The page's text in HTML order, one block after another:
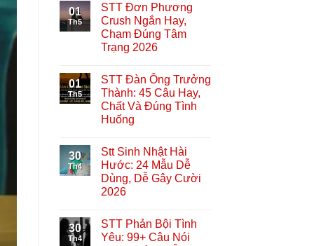
01
Th5
STT Đơn Phương
Crush Ngắn Hay,
Chạm Đúng Tâm
Trạng 2026
01
Th5
STT Đàn Ông Trưởng
Thành: 45 Câu Hay,
Chất Và Đúng Tình
Huống
30
Th4
Stt Sinh Nhật Hài
Hước: 24 Mẫu Dễ
Dùng, Dễ Gây Cười
2026
30
Th4
STT Phản Bội Tình
Yêu: 99+ Câu Nói